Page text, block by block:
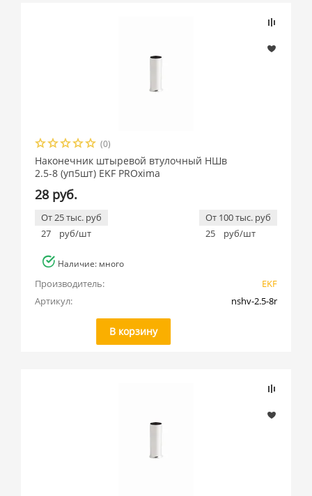
(0)
Наконечник штыревой втулочный НШв
2.5-8 (уп5шт) EKF PROxima
28 руб.
От 25 тыс. руб
27
руб/шт
От 100 тыс. руб
25
руб/шт
Наличие: много
Производитель:
EKF
Артикул:
nshv-2.5-8r
В корзину